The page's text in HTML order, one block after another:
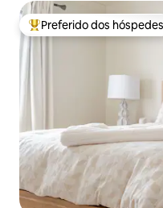
Entre os melhores
Preferido dos hóspedes